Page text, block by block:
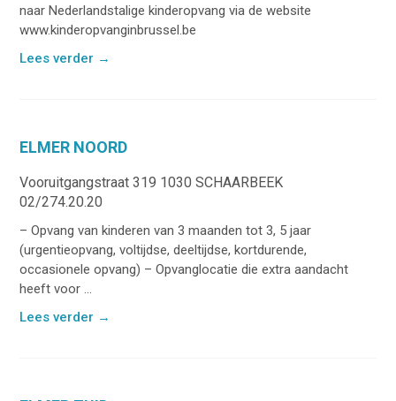
naar Nederlandstalige kinderopvang via de website
www.kinderopvanginbrussel.be
Lees verder →
ELMER NOORD
Vooruitgangstraat 319 1030 SCHAARBEEK
02/274.20.20
– Opvang van kinderen van 3 maanden tot 3, 5 jaar
(urgentieopvang, voltijdse, deeltijdse, kortdurende,
occasionele opvang) – Opvanglocatie die extra aandacht
heeft voor ...
Lees verder →